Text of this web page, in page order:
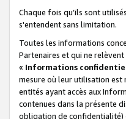
Chaque fois qu’ils sont
s'entendent sans limitation.
Toutes les informations
Partenaires et qui ne
« Informations
mesure où leur utilisation est
entités ayant accès aux
contenues dans la présente
obligation de confidentialité)